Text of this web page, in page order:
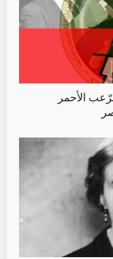
الأحمر